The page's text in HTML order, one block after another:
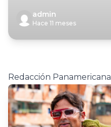
admin
Hace 11 meses
Redacción Panamericana